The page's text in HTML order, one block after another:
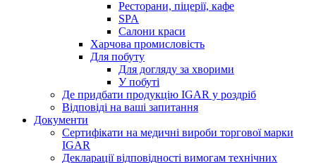
Ресторани, пiцерії, кафе
SPA
Салони краси
Харчова промисловість
Для побуту
Для догляду за хворими
У побутi
Де придбати продукцію IGAR у роздріб
Вiдповiдi на вашi запитання
Документи
Сертифікати на медичні вироби торгової марки
IGAR
Декларації відповідності вимогам технічних